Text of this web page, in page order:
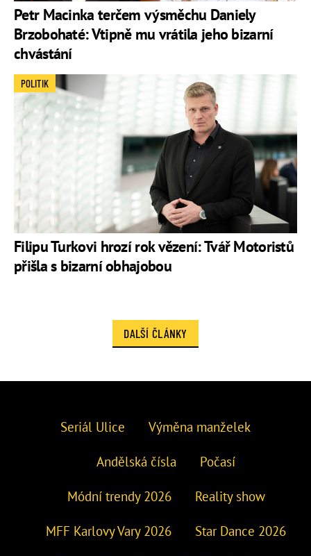
Petr Macinka terčem výsměchu Daniely
Brzobohaté: Vtipně mu vrátila jeho bizarní
chvástání
Filipu Turkovi hrozí rok vězení: Tvář Motoristů
přišla s bizarní obhajobou
POLITIK
DALŠÍ ČLÁNKY
Seriál Ulice Výměna manželek
Andělská čísla Počasí
Módní trendy 2026 Reality show
MFF Karlovy Vary 2026 Star Dance 2026